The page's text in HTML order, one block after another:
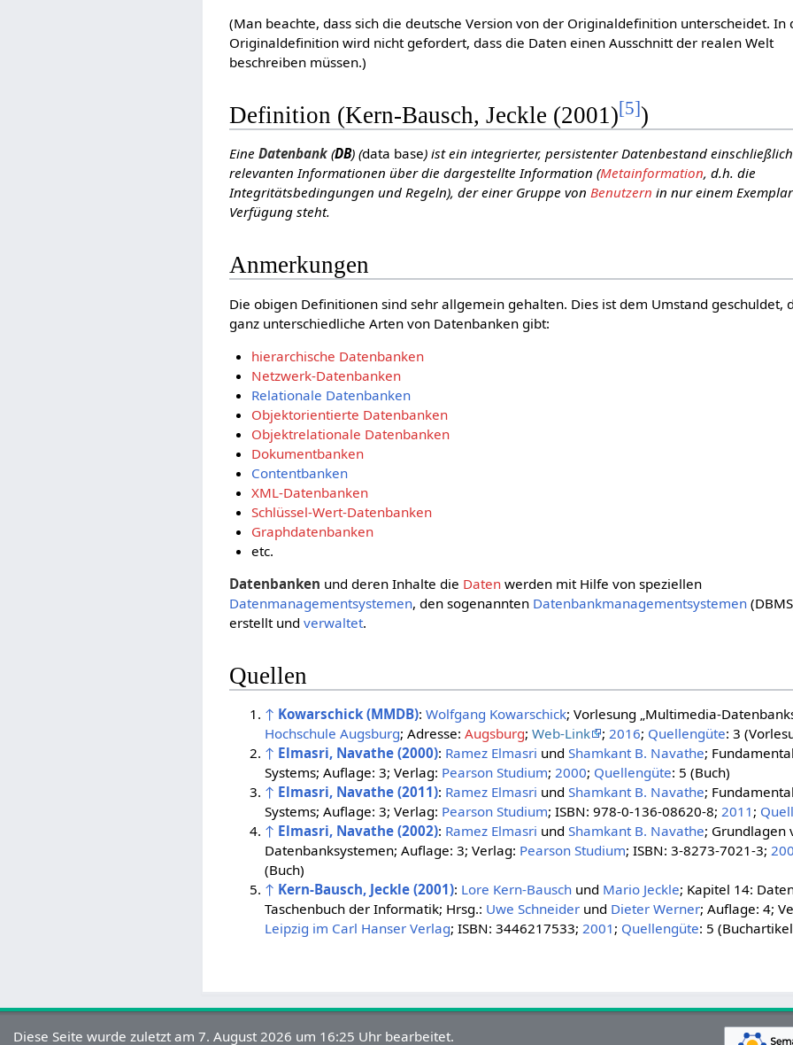
(Man beachte, dass sich die deutsche Version von der Originaldefinition unterscheidet. In
Originaldefinition wird nicht gefordert, dass die Daten einen Ausschnitt der realen Welt
beschreiben müssen.)
Definition (Kern-Bausch, Jeckle (2001)[5])
EineDatenbank (DB) (data base) ist ein integrierter, persistenter Datenbestand
relevanten Informationen über die dargestellte Information (Metainformation, d.h. die
Integritätsbedingungen und Regeln), der einer Gruppe vonBenutzern in nur einem
Verfügung steht.
Anmerkungen
Die obigen Definitionen sind sehr allgemein gehalten. Dies ist dem Umstand geschuldet,
ganz unterschiedliche Arten von Datenbanken gibt:
hierarchische Datenbanken
Netzwerk-Datenbanken
Relationale Datenbanken
Objektorientierte Datenbanken
Objektrelationale Datenbanken
Dokumentbanken
Contentbanken
XML-Datenbanken
Schlüssel-Wert-Datenbanken
Graphdatenbanken
etc.
Datenbanken und deren Inhalte die Daten werden mit Hilfe von speziellen
Datenmanagementsystemen, den sogenannten Datenbankmanagementsystemen
erstellt undverwaltet.
Quellen
↑ Kowarschick (MMDB):Wolfgang Kowarschick; Vorlesung „Multimedia-
Hochschule Augsburg; Adresse:Augsburg;Web-Link ;2016; Quellengüte: 3
↑ Elmasri, Navathe (2000): Ramez Elmasri undShamkant B. Navathe;
Systems; Auflage: 3; Verlag: Pearson Studium;2000; Quellengüte: 5 (Buch)
↑ Elmasri, Navathe (2011): Ramez Elmasri undShamkant B. Navathe;
Systems; Auflage: 3; Verlag: Pearson Studium; ISBN: 978-0-136-08620-8;2011 ;
↑ Elmasri, Navathe (2002): Ramez Elmasri undShamkant B. Navathe; Grundlagen
Datenbanksystemen; Auflage: 3; Verlag: Pearson Studium; ISBN: 3-8273-7021-3;
(Buch)
↑ Kern-Bausch, Jeckle (2001): Lore Kern-Bausch und Mario Jeckle; Kapitel 14:
Taschenbuch der Informatik; Hrsg.: Uwe Schneider und Dieter Werner; Auflage: 4;
Leipzig im Carl Hanser Verlag; ISBN: 3446217533;2001 ; Quellengüte: 5
Diese Seite wurde zuletzt am 7. August 2026 um 16:25 Uhr bearbeitet.